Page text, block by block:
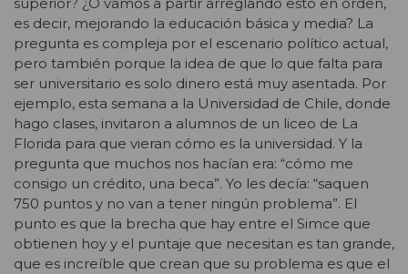
superior? ¿O vamos a partir arreglando esto en orden,
es decir, mejorando la educación básica y media? La
pregunta es compleja por el escenario político actual,
pero también porque la idea de que lo que falta para
ser universitario es solo dinero está muy asentada. Por
ejemplo, esta semana a la Universidad de Chile, donde
hago clases, invitaron a alumnos de un liceo de La
Florida para que vieran cómo es la universidad. Y la
pregunta que muchos nos hacían era: “cómo me
consigo un crédito, una beca”. Yo les decía: “saquen
750 puntos y no van a tener ningún problema”. El
punto es que la brecha que hay entre el Simce que
obtienen hoy y el puntaje que necesitan es tan grande,
que es increíble que crean que su problema es que el